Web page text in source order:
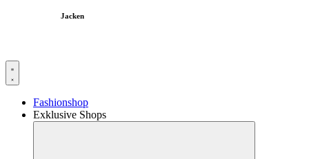
Jacken
Fashionshop
Exklusive Shops